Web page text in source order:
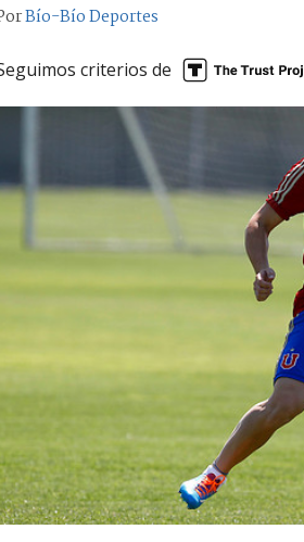
Bío-Bío Deportes
criterios de